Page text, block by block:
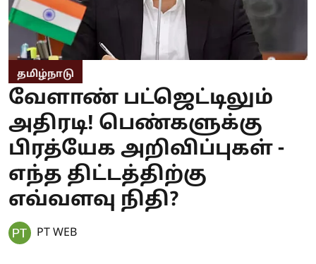
தமிழ்நாடு
வேளாண் பட்ஜெட்டிலும்
அதிரடி! பெண்களுக்கு
பிரத்யேக அறிவிப்புகள் -
எந்த திட்டத்திற்கு
எவ்வளவு நிதி?
PT WEB